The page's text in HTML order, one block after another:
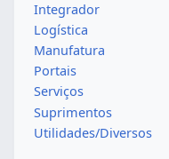
Integrador
Logística
Manufatura
Portais
Serviços
Suprimentos
Utilidades/Diversos